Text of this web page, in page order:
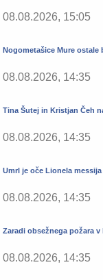
08.08.2026, 15:05
Nogometašice Mure ostale
08.08.2026, 14:35
Tina Šutej in Kristjan Čeh
08.08.2026, 14:35
Umrl je oče Lionela
08.08.2026, 14:35
Zaradi obsežnega požara
08.08.2026, 14:35